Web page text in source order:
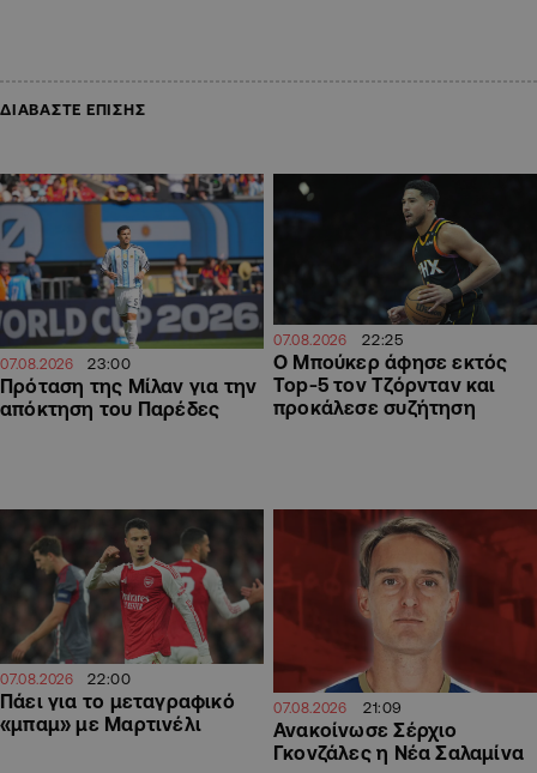
ΔΙΑΒΑΣΤΕ ΕΠΙΣΗΣ
07.08.2026 23:00
Πρόταση της Μίλαν για την
απόκτηση του Παρέδες
07.08.2026 22:25
Ο Μπούκερ άφησε εκτός
Top-5 τον Τζόρνταν και
προκάλεσε συζήτηση
07.08.2026 22:00
Πάει για το μεταγραφικό
«μπαμ» με Μαρτινέλι
07.08.2026 21:09
Ανακοίνωσε Σέρχιο
Γκονζάλες η Νέα Σαλαμίνα